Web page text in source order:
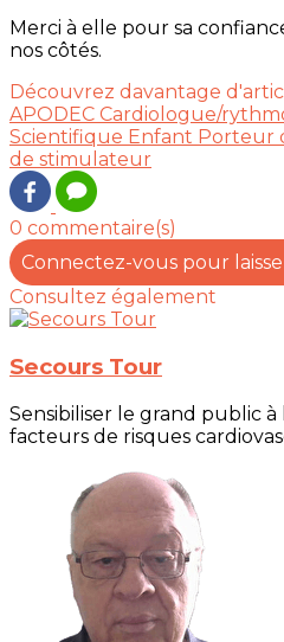
Merci à elle pour sa
nos côtés.
Découvrez davantage
APODEC Cardiologue/
Scientifique Enfant Porteur
de stimulateur
0 commentaire(s)
Connectez-vous pour
Consultez également
Secours Tour
Sensibiliser le grand public
facteurs de risques